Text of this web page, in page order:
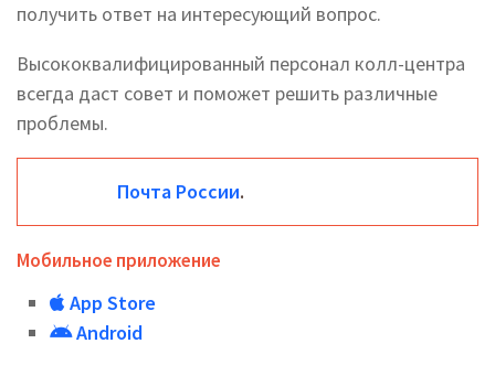
получить ответ на интересующий вопрос.
Высококвалифицированный персонал колл-центра
всегда даст совет и поможет решить различные
проблемы.
Почта России.
Мобильное приложение
App Store
Android